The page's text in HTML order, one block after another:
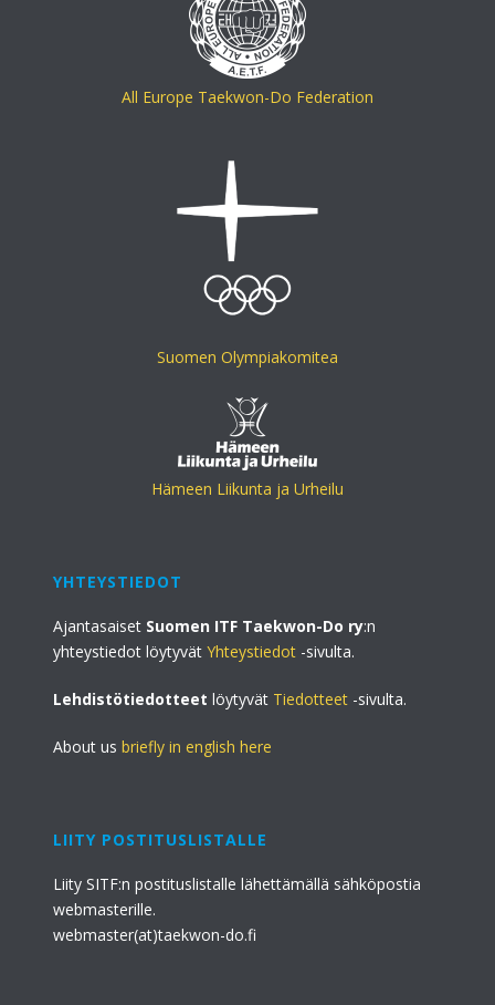
All Europe Taekwon-Do Federation
Suomen Olympiakomitea
Hämeen Liikunta ja Urheilu
YHTEYSTIEDOT
Ajantasaiset Suomen ITF Taekwon-Do ry:n
yhteystiedot löytyvätYhteystiedot -sivulta.
Lehdistötiedotteet löytyvät Tiedotteet -sivulta.
About usbriefly in english here
LIITY POSTITUSLISTALLE
Liity SITF:n postituslistalle lähettämällä sähköpostia
webmasterille.
webmaster(at)taekwon-do.fi